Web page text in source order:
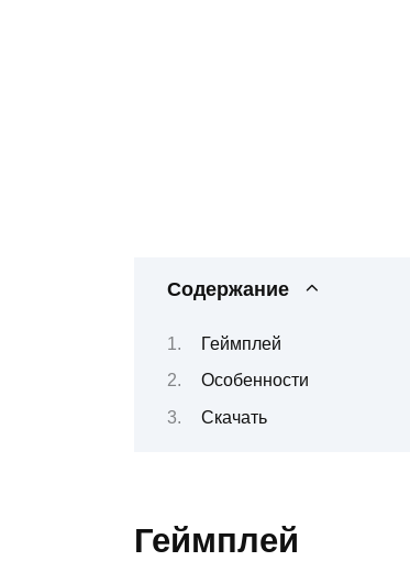
Содержание
Геймплей
Особенности
Скачать
Геймплей